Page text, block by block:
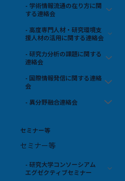
- 学術情報流通の在り方に関
する連絡会
- 高度専門人材・研究環境支
援人材の活用に関する連絡会
- 研究力分析の課題に関する
連絡会
- 国際情報発信に関する連絡
会
- 異分野融合連絡会
セミナー等
セミナー等
- 研究大学コンソーシアム
エグゼクティブセミナー